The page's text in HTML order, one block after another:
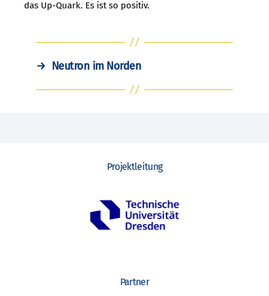
das Up-Quark. Es ist so positiv.
→ Neutron im Norden
Projektleitung
Partner